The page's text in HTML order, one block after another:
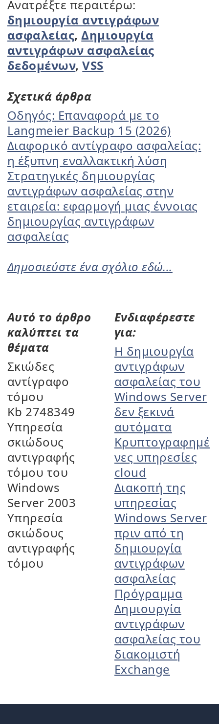
Ανατρέξτε περαιτέρω:
δημιουργία αντιγράφων
ασφαλείας,Δημιουργία
αντιγράφων ασφαλείας
δεδομένων,VSS
Σχετικά άρθρα
Οδηγός: Επαναφορά με το
Langmeier Backup 15 (2026)
Διαφορικό αντίγραφο ασφαλείας:
η έξυπνη εναλλακτική λύση
Στρατηγικές δημιουργίας
αντιγράφων ασφαλείας στην
εταιρεία: εφαρμογή μιας έννοιας
δημιουργίας αντιγράφων
ασφαλείας
Δημοσιεύστε ένα σχόλιο εδώ...
Αυτό το άρθρο
καλύπτει τα
θέματα
Σκιώδες
αντίγραφο
τόμου
Kb 2748349
Υπηρεσία
σκιώδους
αντιγραφής
τόμου του
Windows
Server 2003
Υπηρεσία
σκιώδους
αντιγραφής
τόμου
Ενδιαφέρεστε
για:
Η δημιουργία
αντιγράφων
ασφαλείας του
Windows Server
δεν ξεκινά
αυτόματα
Κρυπτογραφημέ
νες υπηρεσίες
cloud
Διακοπή της
υπηρεσίας
Windows Server
πριν από τη
δημιουργία
αντιγράφων
ασφαλείας
Πρόγραμμα
Δημιουργία
αντιγράφων
ασφαλείας του
διακομιστή
Exchange